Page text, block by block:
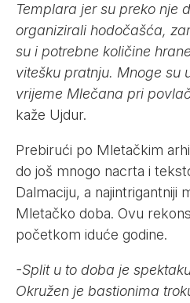
Templara jer su preko nje
organizirali hodočašća,
su i potrebne količine
vitešku pratnju. Mnoge su
vrijeme Mlečana pri
kaže Ujdur.
Prebirući po Mletačkim
do još mnogo nacrta i
Dalmaciju, a najintrigantniji
Mletačko doba. Ovu
početkom iduće godine.
-Split u to doba je
Okružen je bastionima